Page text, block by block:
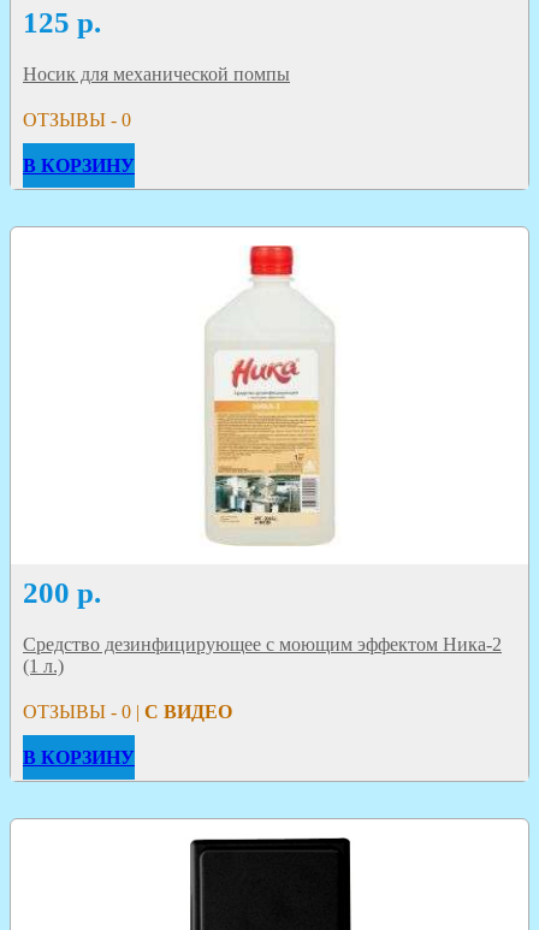
125 р.
Носик для механической помпы
ОТЗЫВЫ - 0
В КОРЗИНУ
200 р.
Средство дезинфицирующее с моющим эффектом Ника-2
(1 л.)
ОТЗЫВЫ - 0 | С ВИДЕО
В КОРЗИНУ